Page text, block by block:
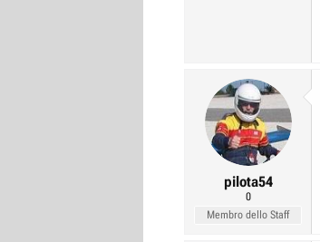
pilota54
0
Membro dello Staff